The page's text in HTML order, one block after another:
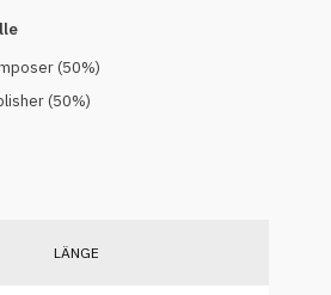
(50%)
(50%)
LÄNGE